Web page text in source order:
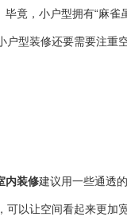
竟，小户型拥有“麻雀
户型装修还要需要注
内装修建议用一些通透
可以让空间看起来更